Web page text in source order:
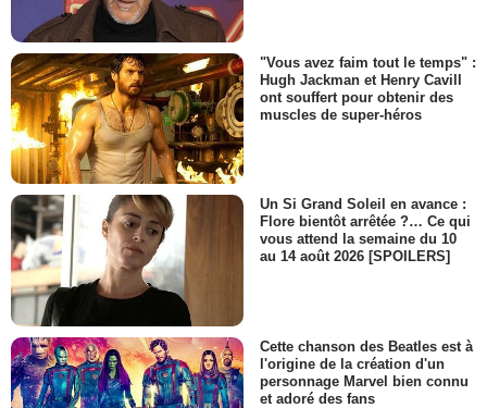
"Vous avez faim tout le temps" :
Hugh Jackman et Henry Cavill
ont souffert pour obtenir des
muscles de super-héros
Un Si Grand Soleil en avance :
Flore bientôt arrêtée ?… Ce qui
vous attend la semaine du 10
au 14 août 2026 [SPOILERS]
Cette chanson des Beatles est à
l'origine de la création d'un
personnage Marvel bien connu
et adoré des fans